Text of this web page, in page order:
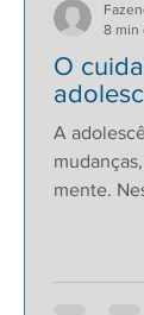
O
A
mente.
8 min